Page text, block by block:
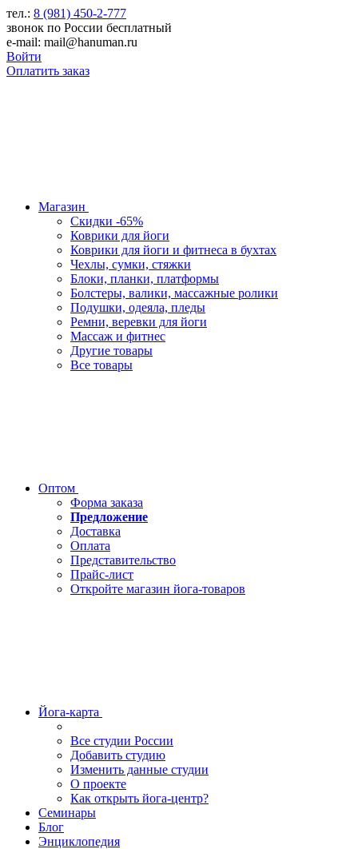
тел.: 8 (981) 450-2-777
звонок по России бесплатный
e-mail: mail@hanuman.ru
Войти
Оплатить заказ
Магазин
Скидки -65%
Коврики для йоги
Коврики для йоги и фитнеса в бухтах
Чехлы, сумки, стяжки
Блоки, планки, платформы
Болстеры, валики, массажные ролики
Подушки, одеяла, пледы
Ремни, веревки для йоги
Массаж и фитнес
Другие товары
Все товары
Оптом
Форма заказа
Предложение
Доставка
Оплата
Представительство
Прайс-лист
Откройте магазин йога-товаров
Йога-карта
Все студии России
Добавить студию
Изменить данные студии
О проекте
Как открыть йога-центр?
Семинары
Блог
Энциклопедия